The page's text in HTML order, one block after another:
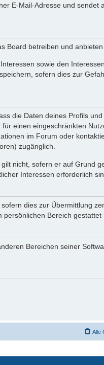
E-Mail-Adresse und sendet
Board betreiben und anbieten
sowie den
sofern dies zur
die Daten deines Profils
einen eingeschränkten
im Forum oder
zugänglich.
nicht, sofern er auf Grund
Interessen erforderlich
dies zur Übermittlung
Bereich gestattet
Bereichen seiner
Alle